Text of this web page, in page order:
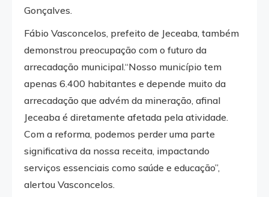
Gonçalves.
Fábio Vasconcelos, prefeito de Jeceaba, também
demonstrou preocupação com o futuro da
arrecadação municipal.“Nosso município tem
apenas 6.400 habitantes e depende muito da
arrecadação que advém da mineração, afinal
Jeceaba é diretamente afetada pela atividade.
Com a reforma, podemos perder uma parte
significativa da nossa receita, impactando
serviços essenciais como saúde e educação”,
alertou Vasconcelos.